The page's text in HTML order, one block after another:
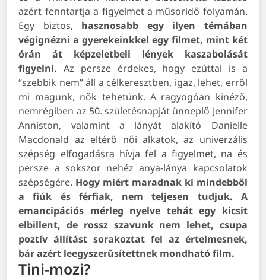
azért fenntartja a figyelmet a műsoridő folyamán.
Egy biztos, hasznosabb egy ilyen témában
végignézni a gyerekeinkkel egy filmet, mint két
órán át képzeletbeli lények kaszabolását
figyelni. Az persze érdekes, hogy ezúttal is a
“szebbik nem” áll a célkeresztben, igaz, lehet, erről
mi magunk, nők tehetünk. A ragyogóan kinéző,
nemrégiben az 50. születésnapját ünneplő Jennifer
Anniston, valamint a lányát alakító Danielle
Macdonald az eltérő női alkatok, az univerzális
szépség elfogadásra hívja fel a figyelmet, na és
persze a sokszor nehéz anya-lánya kapcsolatok
szépségére. Hogy miért maradnak ki mindebből
a fiúk és férfiak, nem teljesen tudjuk. A
emancipációs mérleg nyelve tehát egy kicsit
elbillent, de rossz szavunk nem lehet, csupa
poztív állítást sorakoztat fel az értelmesnek,
bár azért leegyszerűsítettnek mondható film.
Tini-mozi?